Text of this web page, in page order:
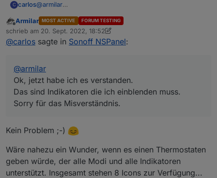
Bei mir wird es angezeigt:
Ist zwar ein Bild von der EMU aber aktuell im
Original genauso.
auch
Habe jetzt alle Mode's rausgeworfen und alle
Indikatoren drin. Sieht dann so aus...
C carlos@armilar
Das sind Indikatoren die ich einblenden muss.
Sorry für das Misverständnis.
Offline
Armilar MOST ACTIVE FORUM TESTING
schrieb am 20. Sept. 2022, 18:52
zuletzt editiert von Armilar
@carlos sagte in Sonoff NSPanel:
@armilar
Ok, jetzt habe ich es verstanden.
Das sind Indikatoren die ich einblenden muss.
Sorry für das Misverständnis.
Kein Problem ;-)
Wäre nahezu ein Wunder, wenn es einen Thermostaten
geben würde, der alle Modi und alle Indikatoren
unterstützt. Insgesamt stehen 8 Icons zur Verfügung...